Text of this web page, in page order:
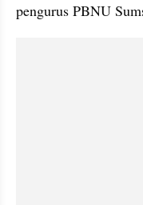
pengurus PBNU